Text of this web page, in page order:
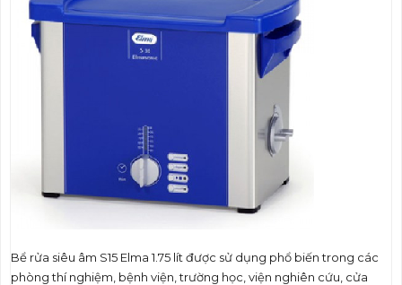
Bể rửa siêu âm S15 Elma 1.75 lít được sử dụng phổ biến trong các
phòng thí nghiệm, bệnh viện, trường học, viện nghiên cứu, cửa